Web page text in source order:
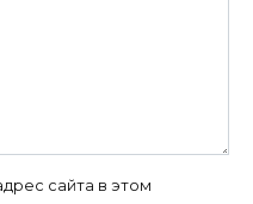
сайта в этом